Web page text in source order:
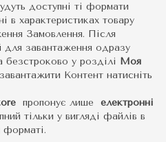
доступні ті формати
в характеристиках товару
Замовлення. Після
для завантаження одразу
безстроково у розділі Моя
Контент натисніть
пропонує лише електронні
тільки у вигляді файлів в